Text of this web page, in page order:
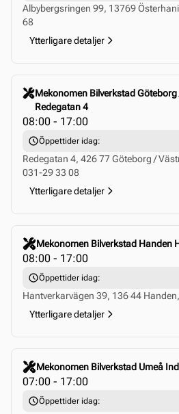
Albybergsringen 99, 13769
68
Ytterligare detaljer
Mekonomen Bilverkstad
Redegatan 4
08:00 - 17:00
Öppettider idag:
Redegatan 4, 426 77 Göteborg /
031-29 33 08
Ytterligare detaljer
Click to select this store
Mekonomen Bilverkstad Handen
08:00 - 17:00
Öppettider idag:
Hantverkarvägen 39, 136 44
Ytterligare detaljer
Click to select this store
Mekonomen Bilverkstad Umeå
07:00 - 17:00
Öppettider idag:
Click to select this store